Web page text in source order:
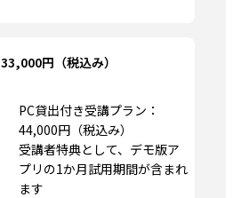
33,000円（税込み）
PC貸出付き受講プラン：
44,000円（税込み）
受講者特典として、デモ版ア
プリの1か月試用期間が含まれ
ます